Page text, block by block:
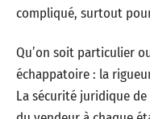
compliqué, surtout
Qu’on soit particulier
échappatoire : la
La sécurité juridique